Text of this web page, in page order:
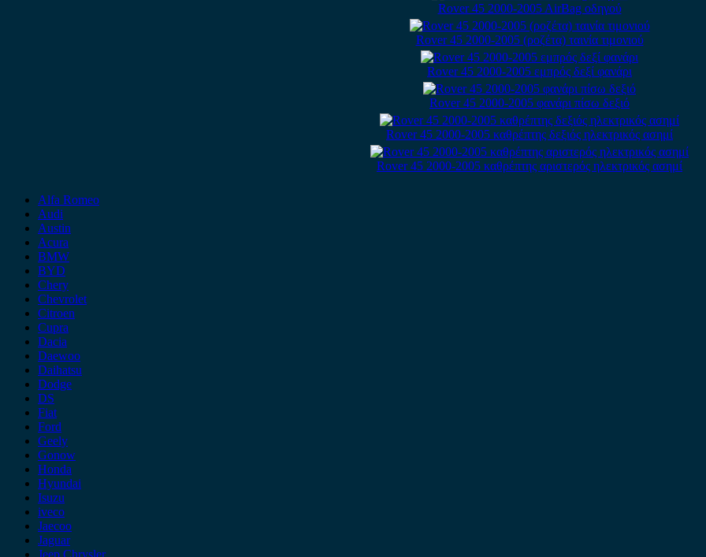
Rover 45 2000-2005 AirBag οδηγού
Rover 45 2000-2005 (ροζέτα) ταινία τιμονιού
Rover 45 2000-2005 εμπρός δεξί φανάρι
Rover 45 2000-2005 φανάρι πίσω δεξιό
Rover 45 2000-2005 καθρέπτης δεξιός ηλεκτρικός ασημί
Rover 45 2000-2005 καθρέπτης αριστερός ηλεκτρικός ασημί
Alfa Romeo
Audi
Austin
Acura
BMW
BYD
Chery
Chevrolet
Citroen
Cupra
Dacia
Daewoo
Daihatsu
Dodge
DS
Fiat
Ford
Geely
Gonow
Honda
Hyundai
Isuzu
iveco
Jaecoo
Jaguar
Jeep Chrysler